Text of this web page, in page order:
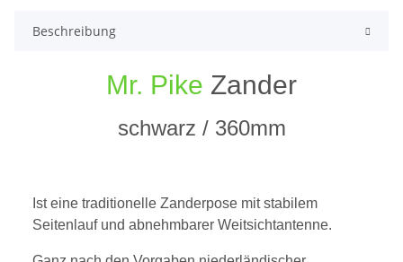
Beschreibung
Mr. Pike Zander
schwarz / 360mm
Ist eine traditionelle Zanderpose mit stabilem
Seitenlauf und abnehmbarer Weitsichtantenne.